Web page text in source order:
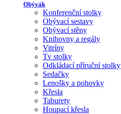
Obývák
Konferenční stolky
Obývací sestavy
Obývací stěny
Knihovny a regály
Vitríny
Tv stolky
Odkládací příruční stolky
Sedačky
Lenošky a pohovky
Křesla
Taburety
Houpací křesla